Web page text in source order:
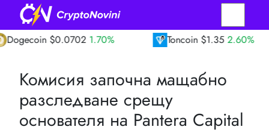
$0.0702 1.70% Toncoin $1.35 2.60%
Комисия започна мащабно
разследване срещу
основателя на Pantera Capital